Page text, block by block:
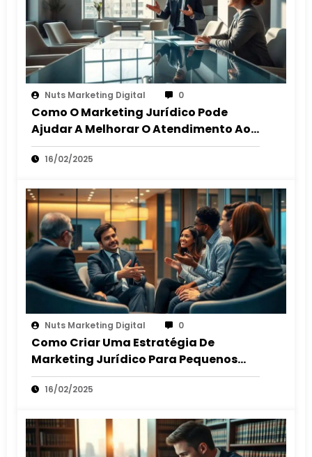
Nuts Marketing Digital 0
Como O Marketing Jurídico Pode
Ajudar A Melhorar O Atendimento Ao
Cliente
16/02/2025
Nuts Marketing Digital 0
Como Criar Uma Estratégia De
Marketing Jurídico Para Pequenos
Escritórios
16/02/2025